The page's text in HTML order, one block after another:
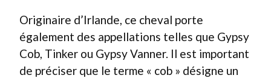
Originaire d’Irlande, ce cheval porte
également des appellations telles que Gypsy
Cob, Tinker ou Gypsy Vanner. Il est important
de préciser que le terme « cob » désigne un